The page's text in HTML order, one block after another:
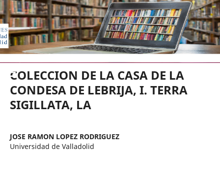
EDICIONES UNIVERSIDAD DE
COLECCION DE LA CASA DE LA
CONDESA DE LEBRIJA, I. TERRA
SIGILLATA, LA
JOSE RAMON LOPEZ RODRIGUEZ
Universidad de Valladolid